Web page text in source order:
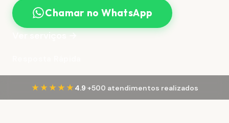
Chamar no WhatsApp
Ver serviços →
★★★★★ 4.9·+500 atendimentos realizados